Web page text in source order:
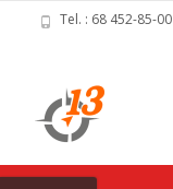
Tel. : 68 452-85-00